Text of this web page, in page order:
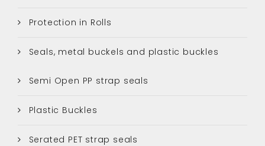
Protection in Rolls
Seals, metal buckels and plastic buckles
Semi Open PP strap seals
Plastic Buckles
Serated PET strap seals